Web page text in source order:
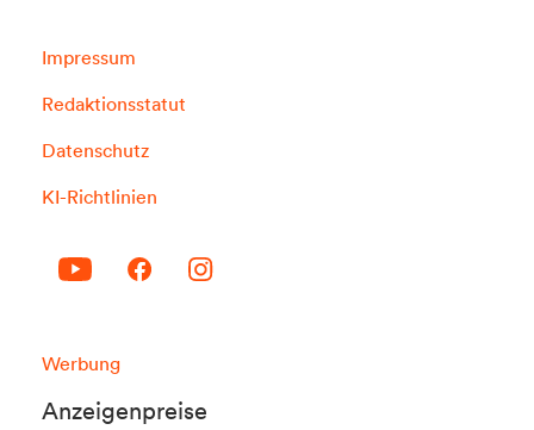
Impressum
Redaktionsstatut
Datenschutz
KI-Richtlinien
Werbung
Anzeigenpreise